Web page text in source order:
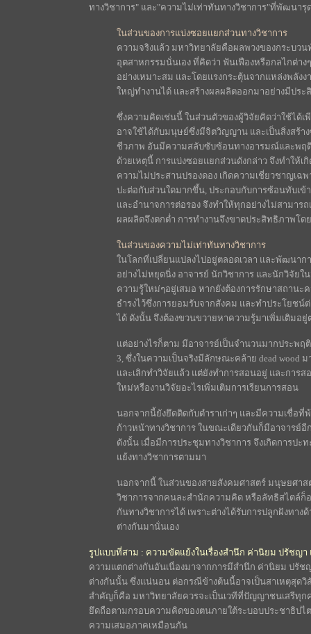
ทางวิชาการ" และ"ความไม่เท่าทันทางวิชาการ"ที่พัฒนารุ
ในส่วนของการแบ่งซอยแยกส่วนทางวิชาการ
ความจริงแล้ว มหาวิทยาลัยคือผลพวงของกระบว
อุตสาหกรรมนั่นเอง ที่คิดว่า ฟันเฟืองหรือกลไกต่า
อย่างเหมาะสม และโดยแรงกระตุ้นจากแหล่งพลัง
ใหญ่ทำงานได้ และสร้างผลผลิตออกมาอย่างมีประ
ซึ่งความคิดเช่นนี้ ในส่วนตัวของผู้วิจัยคิดว่าใช้ได้เ
อาจใช้ได้กับมนุษย์ซึ่งมีจิตวิญญาน และเป็นสิ่งสร้า
ชีวภาพ อันมีความสลับซับซ้อนทางอารมณ์และพฤ
ด้วยเหตุนี้ การแบ่งซอยแยกส่วนดังกล่าว จึงทำให้เ
ความไม่ประสานปรองดอง เกิดความเชี่ยวชาญเฉ
ปะต่อกับส่วนใดมากขึ้น, ประกอบกับการซ้อนทับเข้
และอำนาจการต่อรอง จึงทำให้ทุกอย่างไม่สามาร
ผลผลิตจึงตกต่ำ การทำงานจึงขาดประสิทธิภาพโด
ในส่วนของความไม่เท่าทันทางวิชาการ
ในโลกที่เปลี่ยนแปลงไปอยู่ตลอดเวลา และพัฒนาก
อย่างไม่หยุดนิ่ง อาจารย์ นักวิชาการ และนักวิจัยใ
ความรู้ใหม่ๆอยู่เสมอ หากยังต้องการรักษาสถาน
ธำรงไว้ซึ่งการยอมรับจากสังคม และทำประโยช
ได้ ดังนั้น จึงต้องขวนขวายหาความรู้มาเพิ่มเติมอยู่
แต่อย่างไรก็ตาม มีอาจารย์เป็นจำนวนมากประพฤ
3, ซึ่งในความเป็นจริงมีลักษณะคล้าย dead wood
และเลิกทำวิจัยแล้ว แต่ยังทำการสอนอยู่ และการ
ใหม่หรืองานวิจัยอะไรเพิ่มเติมการเรียนการสอน
นอกจากนี้ยังยึดติดกับตำราเก่าๆ และมีความเชื่อ
ก้าวหน้าทางวิชาการ ในขณะเดียวกันก็มีอาจารย์
ดังนั้น เมื่อมีการประชุมทางวิชาการ จึงเกิดการป
แย้งทางวิชาการตามมา
นอกจากนี้ ในส่วนของสายสังคมศาสตร์ มนุษยศาส
วิชาการจากคนละสำนักความคิด หรือลัทธิสไตล์ก็
กันทางวิชาการได้ เพราะต่างได้รับการปลูกฝังทา
ต่างกันมานั่นเอง
รูปแบบที่สาม : ความขัดแย้งในเรื่องสำนึก ค่านิยม ปรัชญา
ความแตกต่างกันอันเนื่องมาจากการมีสำนึก ค่านิยม ปรัช
ต่างกันนั้น ซึ่งแน่นอน ต่อกรณีข้างต้นนี้อาจเป็นสาเหตุสุดวิ
สำคัญก็คือ มหาวิทยาลัยควรจะเป็นเวทีที่ปัญญาชนเสรีทุก
ยึดถือตามกรอบความคิดของตนภายใต้ระบอบประชาธิปไ
ความเสมอภาคเหมือนกัน